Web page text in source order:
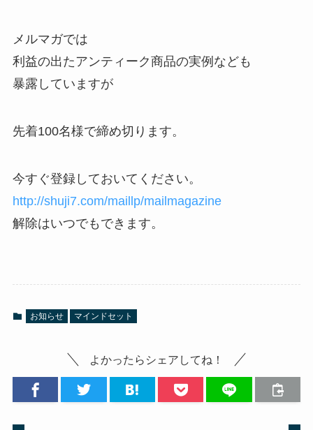
メルマガでは
利益の出たアンティーク商品の実例なども
暴露していますが
先着100名様で締め切ります。
今すぐ登録しておいてください。
http://shuji7.com/maillp/mailmagazine
解除はいつでもできます。
お知らせ マインドセット
よかったらシェアしてね！